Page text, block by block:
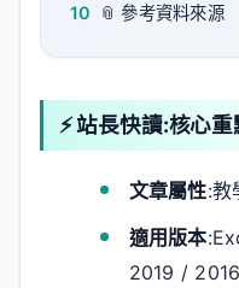
10
📎 參考資料來源
⚡ 站長快讀:核心重
文章屬性:教
適用版本
2019 /